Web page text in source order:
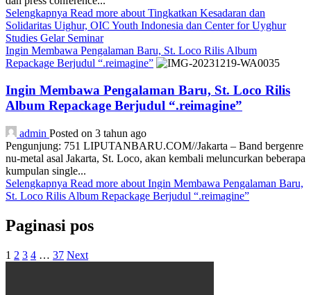
Selengkapnya Read more about Tingkatkan Kesadaran dan
Solidaritas Uighur, OIC Youth Indonesia dan Center for Uyghur
Studies Gelar Seminar
Ingin Membawa Pengalaman Baru, St. Loco Rilis Album
Repackage Berjudul “.reimagine”
Ingin Membawa Pengalaman Baru, St. Loco Rilis
Album Repackage Berjudul “.reimagine”
admin Posted on 3 tahun ago
Pengunjung: 751 LIPUTANBARU.COM//Jakarta – Band bergenre
nu-metal asal Jakarta, St. Loco, akan kembali meluncurkan beberapa
kumpulan single...
Selengkapnya Read more about Ingin Membawa Pengalaman Baru,
St. Loco Rilis Album Repackage Berjudul “.reimagine”
Paginasi pos
1 2 3 4 … 37 Next